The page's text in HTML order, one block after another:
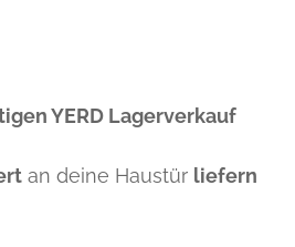
YERD Lagerverkauf
an deine Haustür liefern